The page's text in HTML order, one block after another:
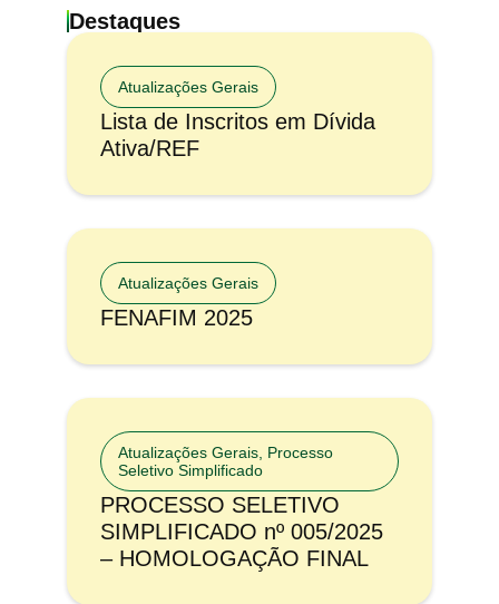
Destaques
Atualizações Gerais
Lista de Inscritos em Dívida
Ativa/REF
Atualizações Gerais
FENAFIM 2025
Atualizações Gerais Processo
Seletivo Simplificado
PROCESSO SELETIVO
SIMPLIFICADO nº 005/2025
– HOMOLOGAÇÃO FINAL